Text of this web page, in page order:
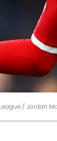
/ Jordan